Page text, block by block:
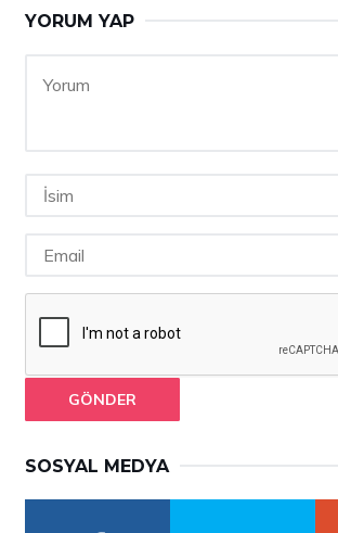
YORUM YAP
GÖNDER
SOSYAL MEDYA